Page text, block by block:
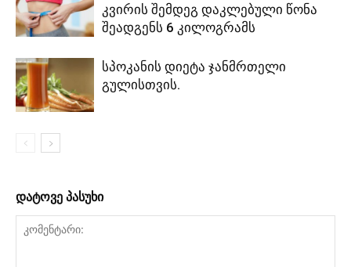
კვირის შემდეგ დაკლებული წონა
შეადგენს 6 კილოგრამს
სპოკანის დიეტა ჯანმრთელი
გულისთვის.
დატოვე პასუხი